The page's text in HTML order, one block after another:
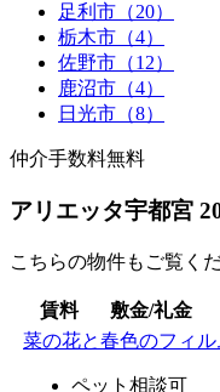
足利市（20）
栃木市（4）
佐野市（12）
鹿沼市（4）
日光市（8）
仲介手数料無料
アリエッタ宇都宮
こちらの物件もご覧く
賃料 敷金/礼金
菜の花と春色のフィル
ペット相談可